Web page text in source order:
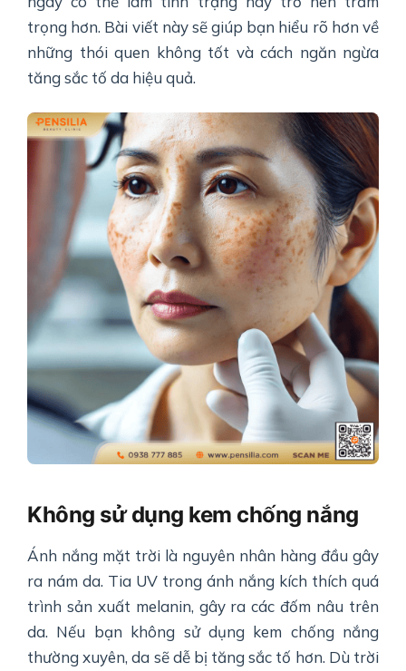
trọng hơn. Bài viết này sẽ giúp bạn hiểu rõ hơn về
những thói quen không tốt và cách ngăn ngừa
tăng sắc tố da hiệu quả.
Không sử dụng kem chống nắng
Ánh nắng mặt trời là nguyên nhân hàng đầu gây
ra nám da. Tia UV trong ánh nắng kích thích quá
trình sản xuất melanin, gây ra các đốm nâu trên
da. Nếu bạn không sử dụng kem chống nắng
thường xuyên, da sẽ dễ bị tăng sắc tố hơn. Dù trời